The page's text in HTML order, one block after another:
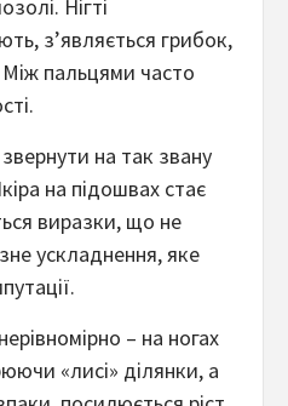
Нігті
з’являється грибок,
пальцями часто
на так звану
на підошвах стає
виразки, що не
ускладнення, яке
– на ногах
«лисі» ділянки, а